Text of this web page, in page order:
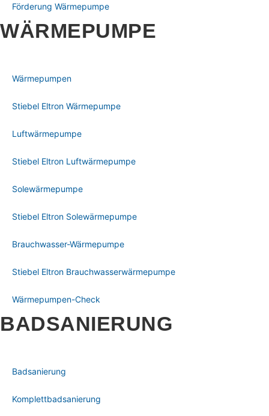
Förderung Wärmepumpe
WÄRMEPUMPE
Wärmepumpen
Stiebel Eltron Wärmepumpe
Luftwärmepumpe
Stiebel Eltron Luftwärmepumpe
Solewärmepumpe
Stiebel Eltron Solewärmepumpe
Brauchwasser-Wärmepumpe
Stiebel Eltron Brauchwasserwärmepumpe
Wärmepumpen-Check
BADSANIERUNG
Badsanierung
Komplettbadsanierung